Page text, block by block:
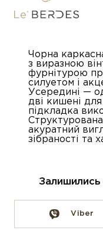
Чорна
з виразною
фурнітурою
силуетом і
Усередині —
дві кишені для
підкладка
акуратний
зібраності та
Залишились
Viber